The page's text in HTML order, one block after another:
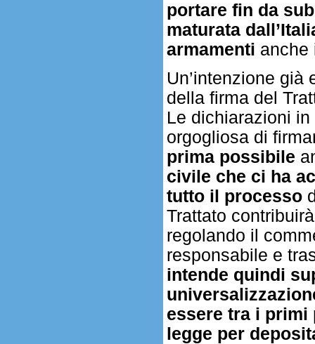
portare fin da
maturata
armamenti anche
Un’intenzione già
della firma del
Le dichiarazioni in
orgogliosa di
prima possibile
civile che ci ha
tutto il processo
Trattato
regolando il
responsabile e
intende quindi
essere tra i primi
legge per